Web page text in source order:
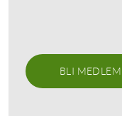
BLI MEDLEM